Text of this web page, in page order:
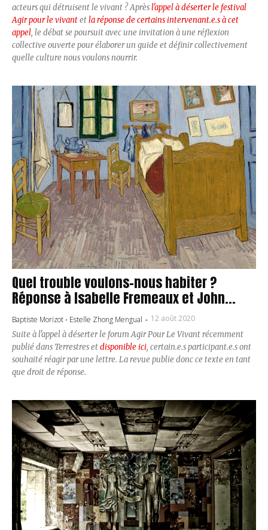
acteurs qui détruisent le vivant ? Aprèsl'appel à déserter le festival
Agir pour le vivantetla réponse de certains intervenant.e.s à cet
appel, le débat se poursuit avec une invitation à une réflexion
collective ouverte pour élaborer un guide et définir collectivement
quelle culture nous voulons nourrir.
Quel trouble voulons-nous habiter ?
Réponse à Isabelle Fremeaux et John...
Baptiste Morizot · Estelle Zhong Mengual - 12 août 2020
Suite à l'appel à déserter le forum Agir Pour Le Vivant récemment
publié dans Terrestres etdisponible ici, certain.e.s participant.e.s ont
souhaité réagir par une lettre. La revue publie donc ce texte en tant
que droit de réponse.